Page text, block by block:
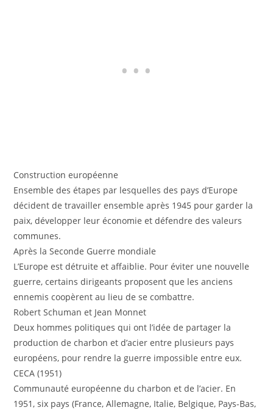
Construction européenne
Ensemble des étapes par lesquelles des pays d’Europe
décident de travailler ensemble après 1945 pour garder la
paix, développer leur économie et défendre des valeurs
communes.
Après la Seconde Guerre mondiale
L’Europe est détruite et affaiblie. Pour éviter une nouvelle
guerre, certains dirigeants proposent que les anciens
ennemis coopèrent au lieu de se combattre.
Robert Schuman et Jean Monnet
Deux hommes politiques qui ont l’idée de partager la
production de charbon et d’acier entre plusieurs pays
européens, pour rendre la guerre impossible entre eux.
CECA (1951)
Communauté européenne du charbon et de l’acier. En
1951, six pays (France, Allemagne, Italie, Belgique, Pays-Bas,